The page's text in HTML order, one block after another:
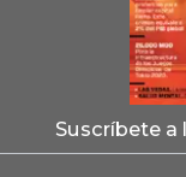
Suscríbete a